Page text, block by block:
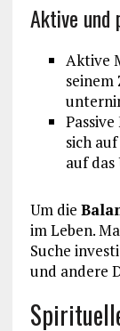
Aktive und
Aktive
sich
auf das
Um die
im Leben.
Suche
und andere